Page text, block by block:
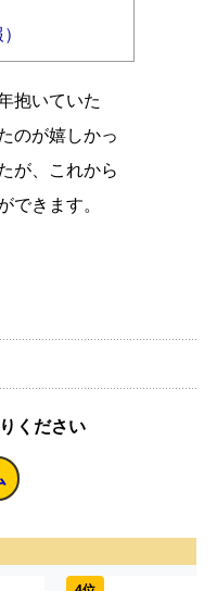
抱いていた
のが嬉しかっ
が、これから
できます。
ください